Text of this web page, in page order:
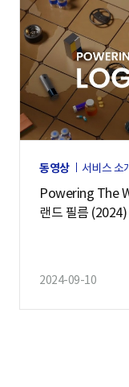
동영상 서비스 소
Powering The
랜드 필름 (2024)
2024-09-10